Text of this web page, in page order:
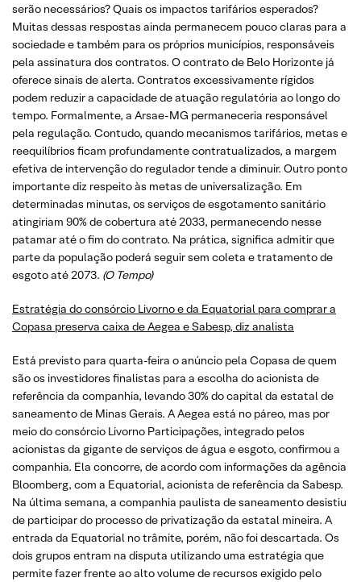
serão necessários? Quais os impactos tarifários esperados?
Muitas dessas respostas ainda permanecem pouco claras para a
sociedade e também para os próprios municípios, responsáveis
pela assinatura dos contratos. O contrato de Belo Horizonte já
oferece sinais de alerta. Contratos excessivamente rígidos
podem reduzir a capacidade de atuação regulatória ao longo do
tempo. Formalmente, a Arsae-MG permaneceria responsável
pela regulação. Contudo, quando mecanismos tarifários, metas e
reequilíbrios ficam profundamente contratualizados, a margem
efetiva de intervenção do regulador tende a diminuir. Outro ponto
importante diz respeito às metas de universalização. Em
determinadas minutas, os serviços de esgotamento sanitário
atingiriam 90% de cobertura até 2033, permanecendo nesse
patamar até o fim do contrato. Na prática, significa admitir que
parte da população poderá seguir sem coleta e tratamento de
esgoto até 2073. (O Tempo)
Estratégia do consórcio Livorno e da Equatorial para comprar a
Copasa preserva caixa de Aegea e Sabesp, diz analista
Está previsto para quarta-feira o anúncio pela Copasa de quem
são os investidores finalistas para a escolha do acionista de
referência da companhia, levando 30% do capital da estatal de
saneamento de Minas Gerais. A Aegea está no páreo, mas por
meio do consórcio Livorno Participações, integrado pelos
acionistas da gigante de serviços de água e esgoto, confirmou a
companhia. Ela concorre, de acordo com informações da agência
Bloomberg, com a Equatorial, acionista de referência da Sabesp.
Na última semana, a companhia paulista de saneamento desistiu
de participar do processo de privatização da estatal mineira. A
entrada da Equatorial no trâmite, porém, não foi descartada. Os
dois grupos entram na disputa utilizando uma estratégia que
permite fazer frente ao alto volume de recursos exigido pelo